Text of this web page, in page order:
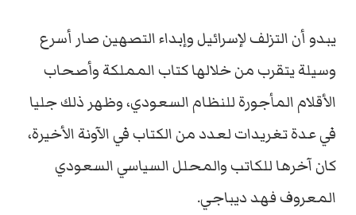
يبدو أن التزلف لإسرائيل وإبداء التصهين صار أسرع
وسيلة يتقرب من خلالها كتاب المملكة وأصحاب
الأقلام المأجورة للنظام السعودي، وظهر ذلك جليا
في عدة تغريدات لعدد من الكتاب في الآونة الأخيرة،
كان آخرها للكاتب والمحلل السياسي السعودي
المعروف فهد ديباجي.